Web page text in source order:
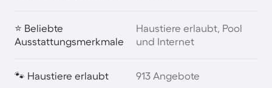
⭐ Beliebte
Ausstattungsmerkmale
Haustiere erlaubt, Pool
und Internet
🐾 Haustiere erlaubt 913 Angebote